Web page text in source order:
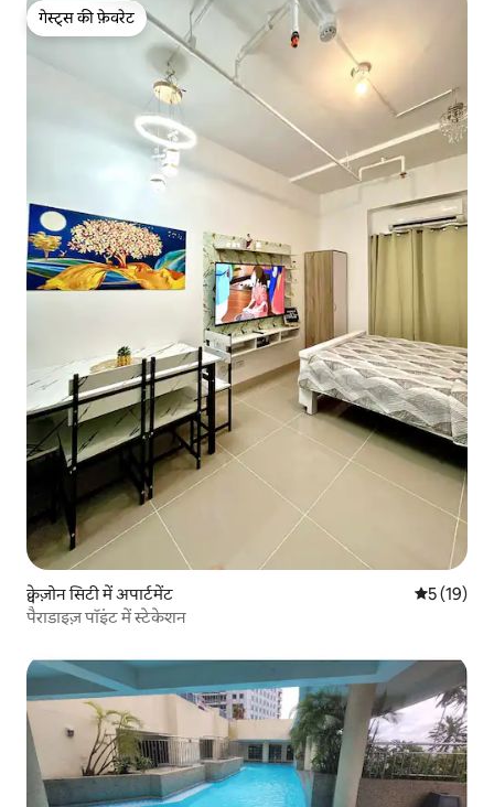
गेस्ट्स की फ़ेवरेट
गेस्ट्स की फ़ेवरेट
क्वेज़ोन सिटी में अपार्टमेंट औसत रेटिंग
5 (19)
पैराडाइज़ पॉइंट में स्टेकेशन